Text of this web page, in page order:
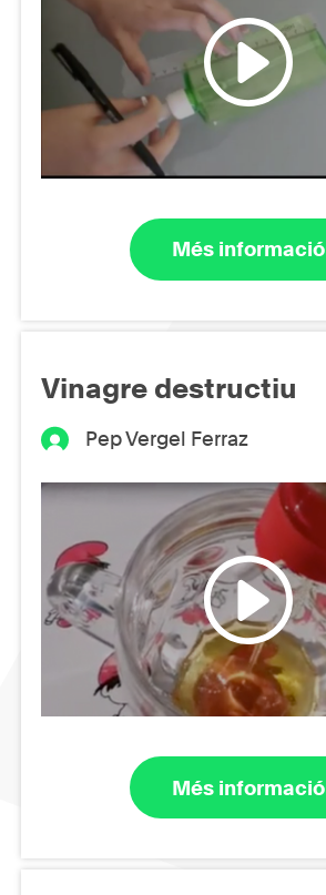
Més informació
Vinagre destructiu
Pep Vergel Ferraz
Més informació